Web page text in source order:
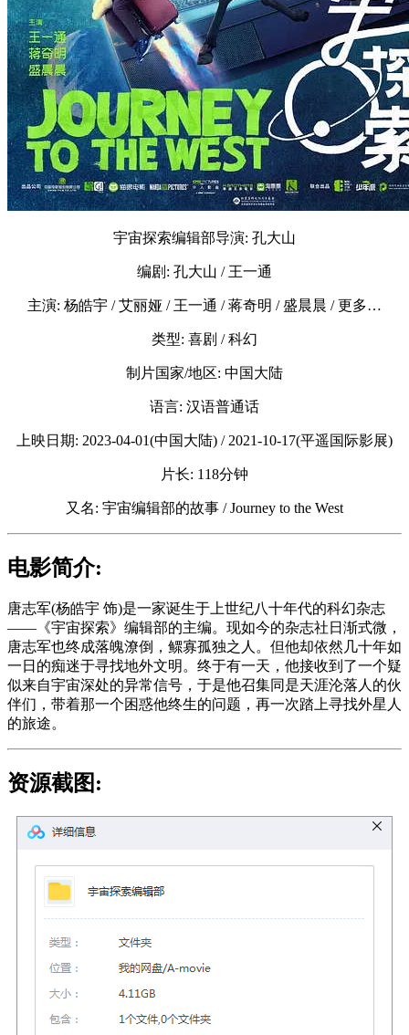
宇宙探索编辑部导演: 孔大山
编剧: 孔大山 / 王一通
主演: 杨皓宇 / 艾丽娅 / 王一通 / 蒋奇明 / 盛晨晨 / 更多…
类型: 喜剧 / 科幻
制片国家/地区: 中国大陆
语言: 汉语普通话
上映日期: 2023-04-01(中国大陆) / 2021-10-17(平遥国际影展)
片长: 118分钟
又名: 宇宙编辑部的故事 / Journey to the West
电影简介:
唐志军(杨皓宇 饰)是一家诞生于上世纪八十年代的科幻杂志
——《宇宙探索》编辑部的主编。现如今的杂志社日渐式微，
唐志军也终成落魄潦倒，鳏寡孤独之人。但他却依然几十年如
一日的痴迷于寻找地外文明。终于有一天，他接收到了一个疑
似来自宇宙深处的异常信号，于是他召集同是天涯沦落人的伙
伴们，带着那一个困惑他终生的问题，再一次踏上寻找外星人
的旅途。
资源截图: